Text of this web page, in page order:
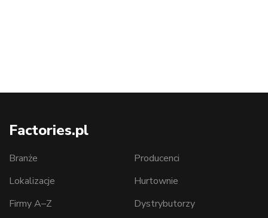
Factories.pl
Branże
Lokalizacje
Firmy A–Z
Producenci
Hurtownie
Dystrybutorzy